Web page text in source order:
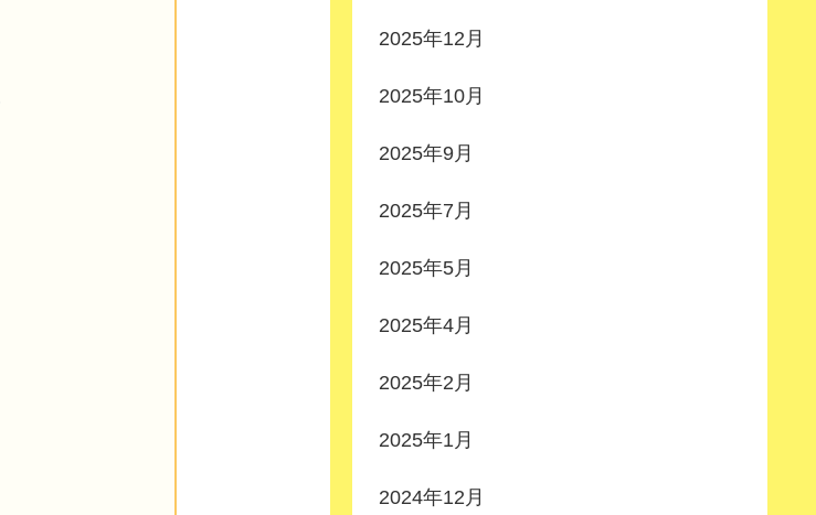
2025年12月
2025年10月
2025年9月
2025年7月
2025年5月
2025年4月
2025年2月
2025年1月
2024年12月